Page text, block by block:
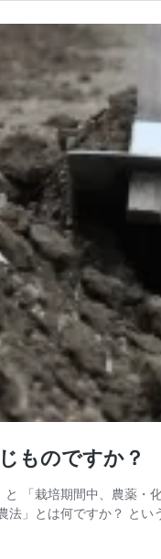
ものですか？
「栽培期間中、農薬・
法」とは何ですか？ と